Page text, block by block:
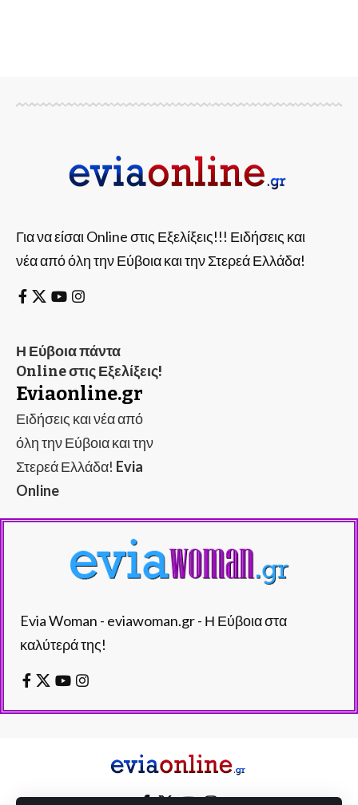
Για να είσαι Online στις Εξελίξεις!!! Ειδήσεις και
νέα από όλη την Εύβοια και την Στερεά Ελλάδα!
Η Εύβοια πάντα
Online στις Εξελίξεις!
Eviaonline.gr
Ειδήσεις και νέα από
όλη την Εύβοια και την
Στερεά Ελλάδα! Evia
Online
Evia Woman - eviawoman.gr - Η Εύβοια στα
καλύτερά της!